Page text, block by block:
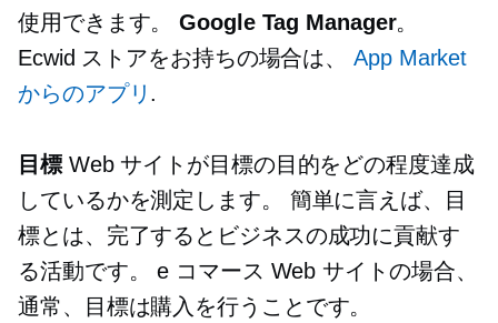
使用できます。Google Tag Manager。
Ecwid ストアをお持ちの場合は、App Market
からのアプリ .
目標Web サイトが目標の目的をどの程度達成
しているかを測定します。 簡単に言えば、目
標とは、完了するとビジネスの成功に貢献す
る活動です。 e コマース Web サイトの場合、
通常、目標は購入を行うことです。